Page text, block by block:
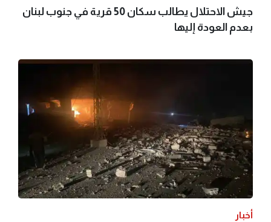
جيش الاحتلال يطالب سكان 50 قرية في جنوب لبنان
بعدم العودة إليها
أخبار